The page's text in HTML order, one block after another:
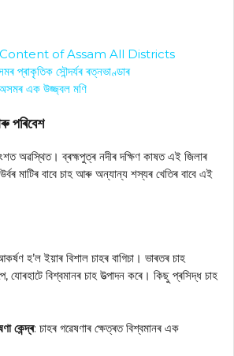
Content of Assam All Districts
প্ৰাকৃতিক সৌন্দৰ্যৰ ৰত্নভাণ্ডাৰ
অসমৰ এক উজ্জ্বল মণি
পৰিবেশ
অৱস্থিত। ব্ৰহ্মপুত্ৰ নদীৰ দক্ষিণ কাষত এই জিলাৰ
মাটিৰ বাবে চাহ আৰু অন্যান্য শস্যৰ খেতিৰ বাবে এই
হ’ল ইয়াৰ বিশাল চাহৰ বাগিচা। ভাৰতৰ চাহ
বিশ্বমানৰ চাহ উত্পাদন কৰে। কিছু প্ৰসিদ্ধ চাহ
কেন্দ্ৰ: চাহৰ গৱেষণাৰ ক্ষেত্ৰত বিশ্বমানৰ এক